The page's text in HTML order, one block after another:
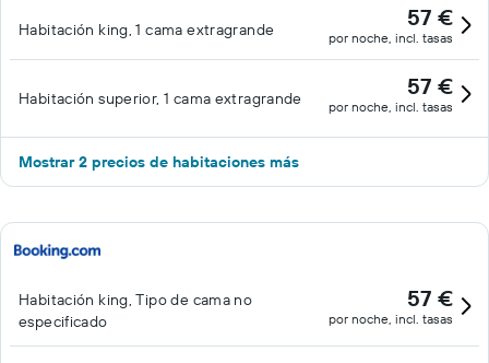
Habitación king, 1 cama extragrande 57 €
por noche, incl. tasas
Habitación superior, 1 cama extragrande 57 €
por noche, incl. tasas
Mostrar 2 precios de habitaciones más
Habitación king, Tipo de cama no
especificado
57 €
por noche, incl. tasas